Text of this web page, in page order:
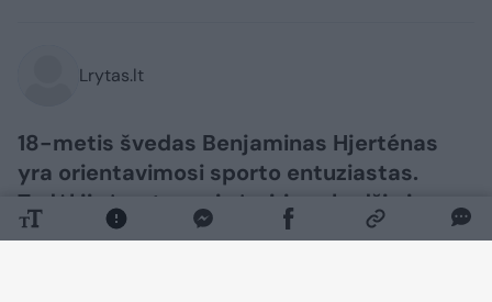
Lrytas.lt
18-metis švedas Benjaminas Hjerténas
yra orientavimosi sporto entuziastas.
Todėl jis įpratęs prie įvairių vabzdžių ir
parazitų. Tačiau vaikinui erkė įsisiurbė